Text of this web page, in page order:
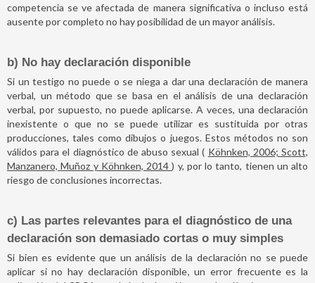
competencia se ve afectada de manera significativa o incluso está
ausente por completo no hay posibilidad de un mayor análisis.
b) No hay declaración disponible
Si un testigo no puede o se niega a dar una declaración de manera
verbal, un método que se basa en el análisis de una declaración
verbal, por supuesto, no puede aplicarse. A veces, una declaración
inexistente o que no se puede utilizar es sustituida por otras
producciones, tales como dibujos o juegos. Estos métodos no son
válidos para el diagnóstico de abuso sexual ( Köhnken, 2006; Scott,
Manzanero, Muñoz y Köhnken, 2014) y, por lo tanto, tienen un alto
riesgo de conclusiones incorrectas.
c) Las partes relevantes para el diagnóstico de una
declaración son demasiado cortas o muy simples
Si bien es evidente que un análisis de la declaración no se puede
aplicar si no hay declaración disponible, un error frecuente es la